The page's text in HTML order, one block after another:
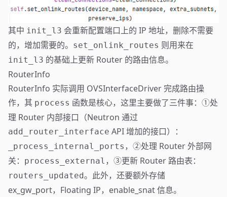
其中 init_l3 会重新配置端口上的 IP 地址，删除不需要
的，增加需要的。 set_onlink_routes 则用来在
init_l3 的基础上更新 Router 的路由信息。
RouterInfo
RouterInfo 实际调用 OVSInterfaceDriver 完成路由操
作，其 process 函数是核心，这里主要做了三件事：①处
理 Router 内部接口（Neutron 通过
add_router_interface API 增加的接口）：
_process_internal_ports ，②处理 Router 外部网
关：
process_external ，③更新 Router 路由表：
routers_updated。此外，还要额外存储
ex_gw_port，Floating IP，enable_snat 信息。